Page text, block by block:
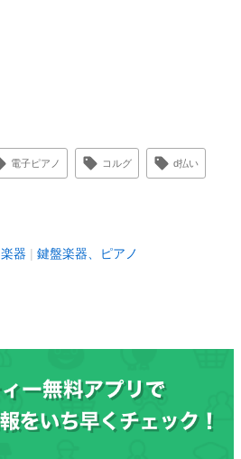
電子ピアノ コルグ d払い
楽器 鍵盤楽器、ピアノ